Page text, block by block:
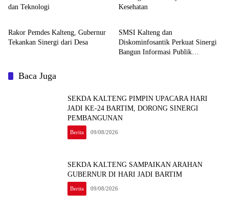
dan Teknologi
Kesehatan
Berita
Rakor Pemdes Kalteng, Gubernur
Tekankan Sinergi dari Desa
Berita
SMSI Kalteng dan
Diskominfosantik Perkuat Sinergi
Bangun Informasi Publik
Baca Juga
SEKDA KALTENG PIMPIN UPACARA HARI
JADI KE-24 BARTIM, DORONG SINERGI
PEMBANGUNAN
Berita 09/08/2026
SEKDA KALTENG SAMPAIKAN ARAHAN
GUBERNUR DI HARI JADI BARTIM
Berita 09/08/2026